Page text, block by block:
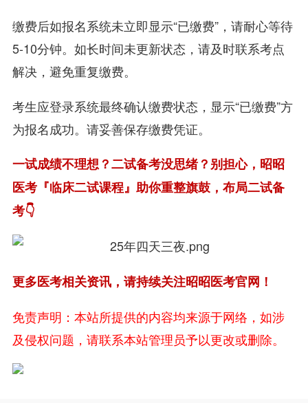
缴费后如报名系统未立即显示“已缴费”，请耐心等待
5-10分钟。如长时间未更新状态，请及时联系考点
解决，避免重复缴费。
考生应登录系统最终确认缴费状态，显示“已缴费”方
为报名成功。请妥善保存缴费凭证。
一试成绩不理想？二试备考没思绪？别担心，昭昭
医考『临床二试课程』助你重整旗鼓，布局二试备
考👇
更多医考相关资讯，请持续关注昭昭医考官网！
免责声明：本站所提供的内容均来源于网络，如涉
及侵权问题，请联系本站管理员予以更改或删除。